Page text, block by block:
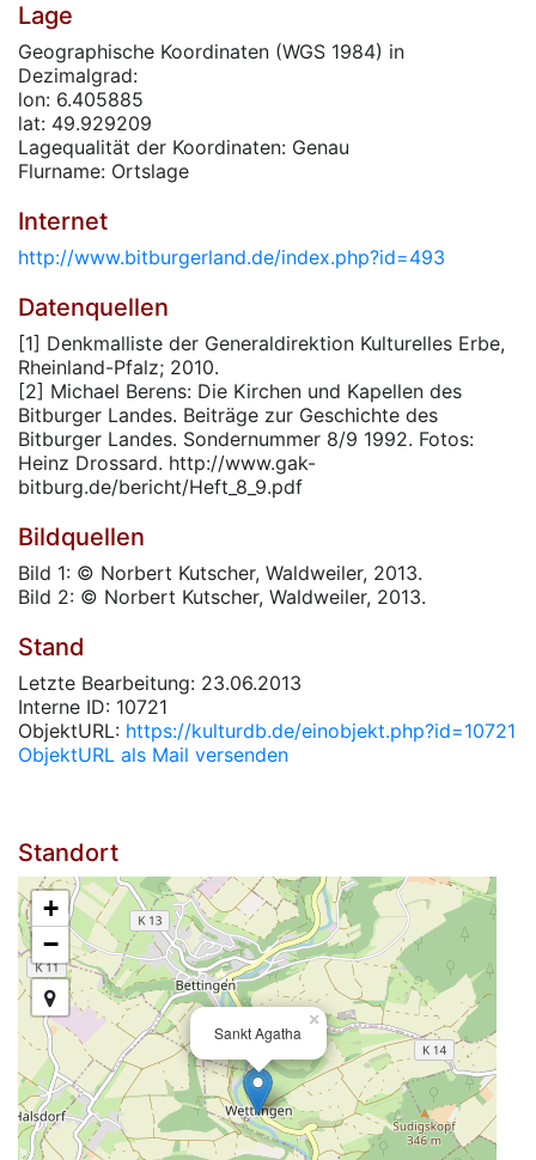
Lage
Geographische Koordinaten (WGS 1984) in
Dezimalgrad:
lon: 6.405885
lat: 49.929209
Lagequalität der Koordinaten: Genau
Flurname: Ortslage
Internet
http://www.bitburgerland.de/index.php?id=493
Datenquellen
[1] Denkmalliste der Generaldirektion Kulturelles Erbe,
Rheinland-Pfalz; 2010.
[2] Michael Berens: Die Kirchen und Kapellen des
Bitburger Landes. Beiträge zur Geschichte des
Bitburger Landes. Sondernummer 8/9 1992. Fotos:
Heinz Drossard. http://www.gak-
bitburg.de/bericht/Heft_8_9.pdf
Bildquellen
Bild 1: © Norbert Kutscher, Waldweiler, 2013.
Bild 2: © Norbert Kutscher, Waldweiler, 2013.
Stand
Letzte Bearbeitung: 23.06.2013
Interne ID: 10721
ObjektURL: https://kulturdb.de/einobjekt.php?id=10721
ObjektURL als Mail versenden
Standort
Sankt Agatha
×
+
−